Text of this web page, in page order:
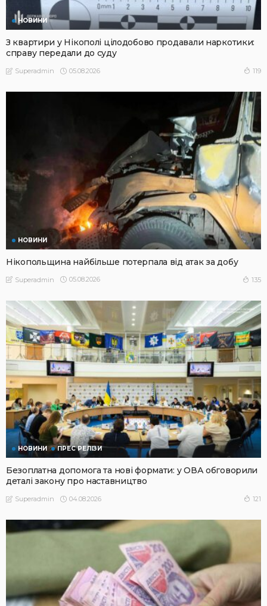
НОВИНИ
З квартири у Нікополі цілодобово продавали наркотики:
справу передали до суду
Superadmin 05.08.2026 119
НОВИНИ
Нікопольщина найбільше потерпала від атак за добу
Superadmin 05.08.2026 135
НОВИНИ ПРЕС РЕЛІЗИ
Безоплатна допомога та нові формати: у ОВА обговорили
деталі закону про наставництво
Superadmin 04.08.2026 121